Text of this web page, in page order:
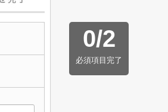
0/2
必須項目完了